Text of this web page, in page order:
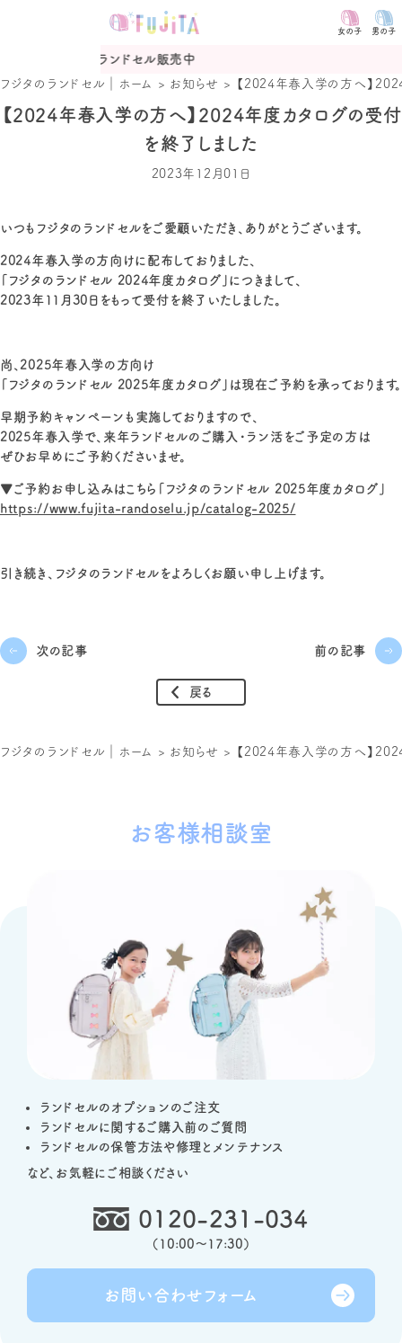
女の子 男の子
フジタのランドセル｜ホーム
> お知らせ > 【2024年春入学の方へ】
【2024年春入学の方へ】2024年度カタログの受付
を終了しました
2023年12月01日
いつもフジタのランドセルをご愛顧いただき、ありがとうございます。
2024年春入学の方向けに配布しておりました、
「フジタのランドセル 2024年度カタログ」につきまして、
2023年11月30日をもって受付を終了いたしました。
尚、2025年春入学の方向け
「フジタのランドセル 2025年度カタログ」は現在ご予約を承っております。
早期予約キャンペーンも実施しておりますので、
2025年春入学で、来年ランドセルのご購入・ラン活をご予定の方は
ぜひお早めにご予約くださいませ。
▼ご予約お申し込みはこちら「フジタのランドセル 2025年度カタログ」
https://www.fujita-randoselu.jp/catalog-2025/
引き続き、フジタのランドセルをよろしくお願い申し上げます。
次の記事 前の記事
戻る
フジタのランドセル｜ホーム > お知らせ > 【2024年春入学の方へ】
お客様相談室
ランドセルのオプションのご注文
ランドセルに関するご購入前のご質問
ランドセルの保管方法や修理とメンテナンス
など、お気軽にご相談ください
0120-231-034
（ 10:00～17:30）
お問い合わせ フォーム